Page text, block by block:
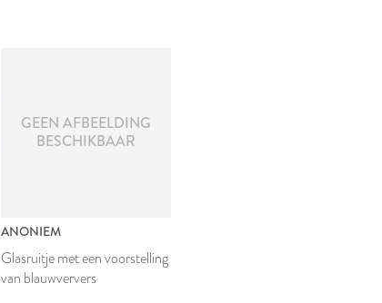
GEEN AFBEELDING
BESCHIKBAAR
ANONIEM
Glasruitje met een voorstelling
van blauwververs